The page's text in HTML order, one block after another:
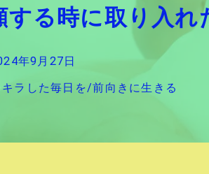
する時に取り入れ
年9月27日
キラした毎日を/前向きに生きる